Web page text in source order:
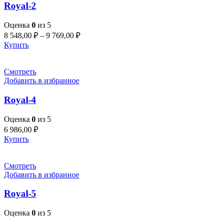
Royal-2
Оценка 0 из 5
8 548,00 ₽ – 9 769,00 ₽
Купить
Смотреть
Добавить в избранное
Royal-4
Оценка 0 из 5
6 986,00 ₽
Купить
Смотреть
Добавить в избранное
Royal-5
Оценка 0 из 5